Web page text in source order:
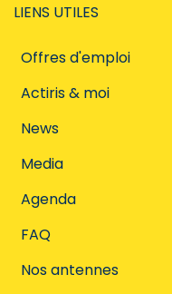
LIENS UTILES
Offres d'emploi
Actiris & moi
News
Media
Agenda
FAQ
Nos antennes